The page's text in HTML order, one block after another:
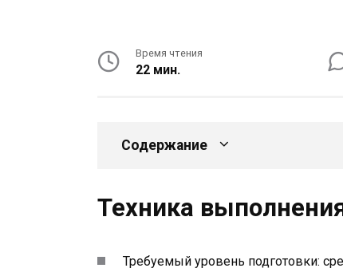
Время чтения
22 мин.
Содержание
Техника
Требуемый уровень подготовки: